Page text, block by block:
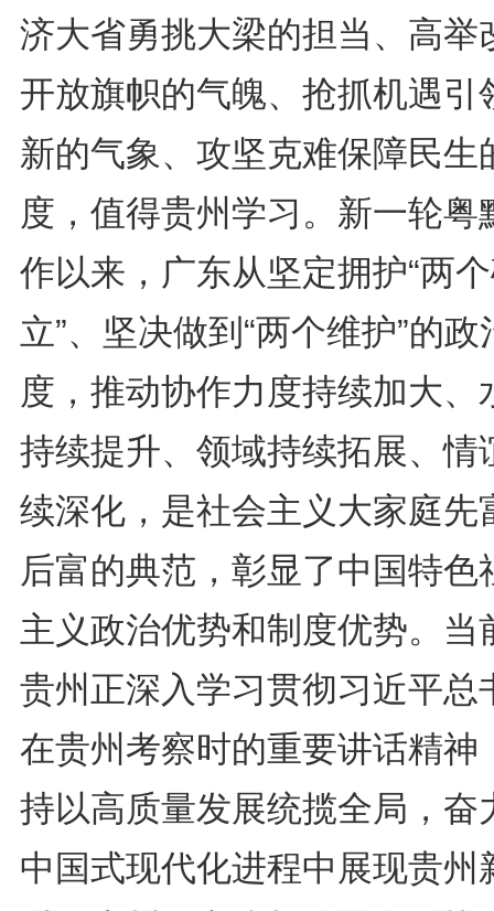
济大省勇挑大梁的担当、高举
开放旗帜的气魄、抢抓机遇引
新的气象、攻坚克难保障民生
度，值得贵州学习。新一轮粤
作以来，广东从坚定拥护“两
立”、坚决做到“两个维护”的政
度，推动协作力度持续加大、
持续提升、领域持续拓展、情
续深化，是社会主义大家庭先
后富的典范，彰显了中国特色
主义政治优势和制度优势。当
贵州正深入学习贯彻习近平总
在贵州考察时的重要讲话精神
持以高质量发展统揽全局，奋
中国式现代化进程中展现贵州